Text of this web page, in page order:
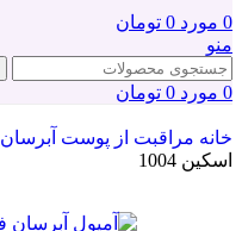
0 مورد 0 تومان
منو
0 مورد 0 تومان
خانه مراقبت از پوست آبرسان
اسکین 1004